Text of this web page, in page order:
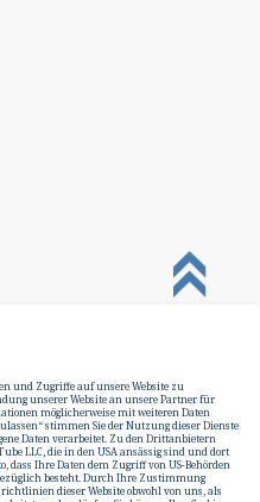
und Zugriffe auf unsere Website zu
unserer Website an unsere Partner für
möglicherweise mit weiteren Daten
stimmen Sie der Nutzung dieser Dienste
Daten verarbeitet. Zu den Drittanbietern
LLC, die in den USA ansässig sind und dort
dass Ihre Daten dem Zugriff von US-Behörden
besteht. Durch Ihre Zustimmung
dieser Website obwohl von uns, als